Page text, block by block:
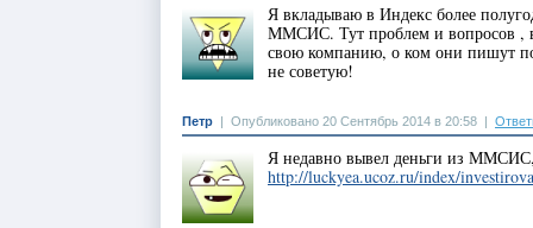
Я вкладываю в Индекс более
ММСИС. Тут проблем и вопросов ,
свою компанию, о ком они пишут
не советую!
Петр | Опубликовано 20 Сентябрь 2014 в 20:58 |
Я недавно вывел деньги из
http://luckyea.ucoz.ru/index/